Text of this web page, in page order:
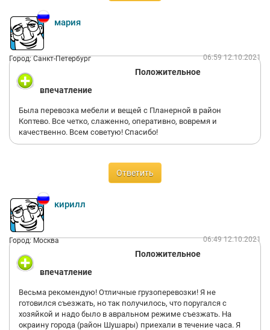
мария
Город: Санкт-Петербург 06:59 12.10.2021
Положительное
впечатление
Была перевозка мебели и вещей с Планерной в район
Коптево. Все четко, слаженно, оперативно, вовремя и
качественно. Всем советую! Спасибо!
Ответить
кирилл
Город: Москва 06:49 12.10.2021
Положительное
впечатление
Весьма рекомендую! Отличные грузоперевозки! Я не
готовился съезжать, но так получилось, что поругался с
хозяйкой и надо было в авральном режиме съезжать. На
окраину города (район Шушары) приехали в течение часа. Я